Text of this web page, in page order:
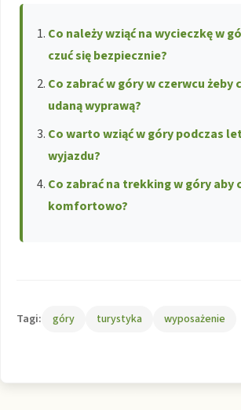
Co należy wziąć na wycieczkę w
czuć się bezpiecznie?
Co zabrać w góry w czerwcu żeby
udaną wyprawą?
Co warto wziąć w góry podczas
wyjazdu?
Co zabrać na trekking w góry aby
komfortowo?
Tagi: góry turystyka wyposażenie